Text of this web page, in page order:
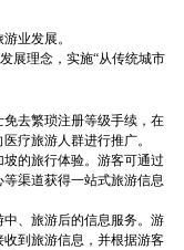
业发展。
展理念，实施“从传统城市
去繁琐注册等级手续，在
疗旅游人群进行推广。
的旅行体验。游客可通过
渠道获得一站式旅游信息
、旅游后的信息服务。游
到旅游信息，并根据游客